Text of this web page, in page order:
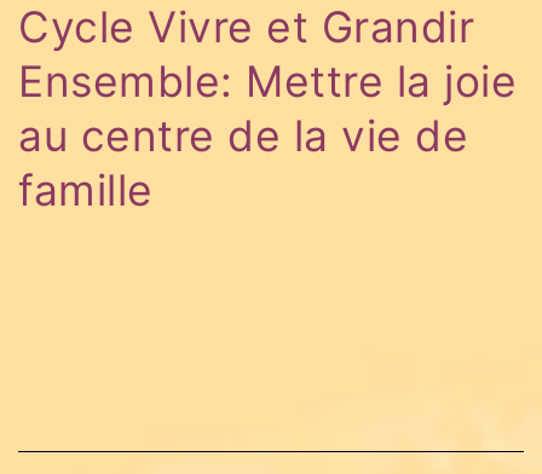
Cycle Vivre et Grandir
Ensemble: Mettre la joie
au centre de la vie de
famille